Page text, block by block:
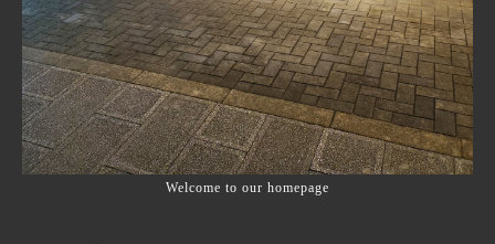
Welcome to our homepage